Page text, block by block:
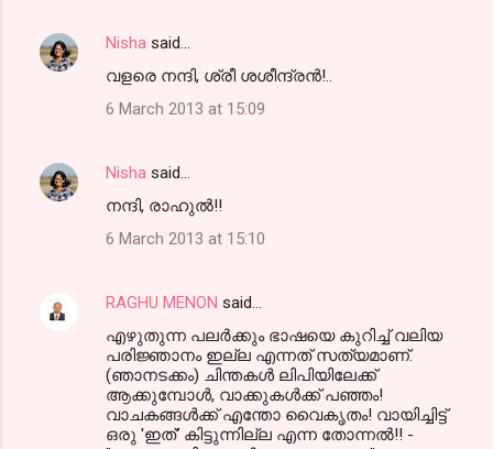
Nisha said…
വളരെ നന്ദി, ശ്രീ ശശീന്ദ്രന്‍!..
6 March 2013 at 15:09
Nisha said…
നന്ദി, രാഹുല്‍!!
6 March 2013 at 15:10
RAGHU MENON said…
എഴുതുന്ന പലര്‍ക്കും ഭാഷയെ കുറിച്ച് വലിയ
പരിജ്ഞാനം ഇല്ല എന്നത് സത്യമാണ്.
(ഞാനടക്കം) ചിന്തകള്‍ ലിപിയിലേക്ക്‌
ആക്കുമ്പോള്‍, വാക്കുകള്‍ക്ക് പഞ്ഞം!
വാചകങ്ങള്‍ക്ക് എന്തോ വൈകൃതം! വായിച്ചിട്ട്
ഒരു 'ഇത്' കിട്ടുന്നില്ല എന്ന തോന്നല്‍!! -